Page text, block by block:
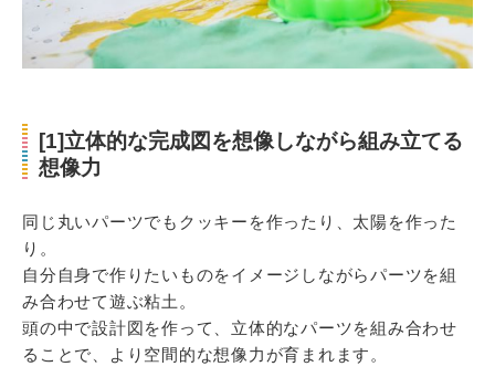
[1]立体的な完成図を想像しながら組み立てる
想像力
同じ丸いパーツでもクッキーを作ったり、太陽を作った
り。
自分自身で作りたいものをイメージしながらパーツを組
み合わせて遊ぶ粘土。
頭の中で設計図を作って、立体的なパーツを組み合わせ
ることで、より空間的な想像力が育まれます。